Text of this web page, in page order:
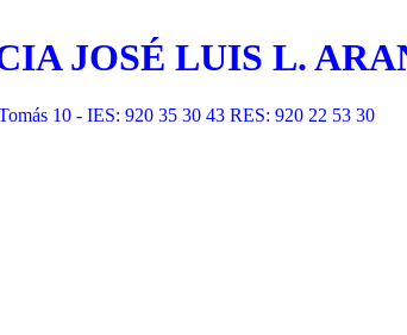
JOSÉ LUIS L.
10 - IES: 920 35 30 43 RES: 920 22 53 30